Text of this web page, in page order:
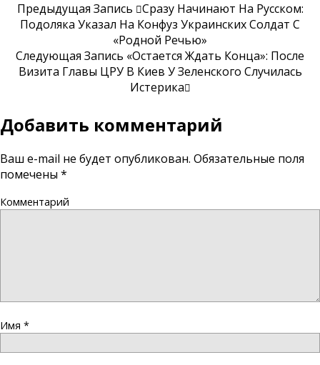
Предыдущая Запись
Сразу Начинают На Русском:
Подоляка Указал На Конфуз Украинских Солдат С
«родной Речью»
Следующая Запись «Остается Ждать Конца»: После
Визита Главы ЦРУ В Киев У Зеленского Случилась
Истерика
Добавить комментарий
Ваш e-mail не будет опубликован. Обязательные поля
помечены *
Комментарий
Имя *